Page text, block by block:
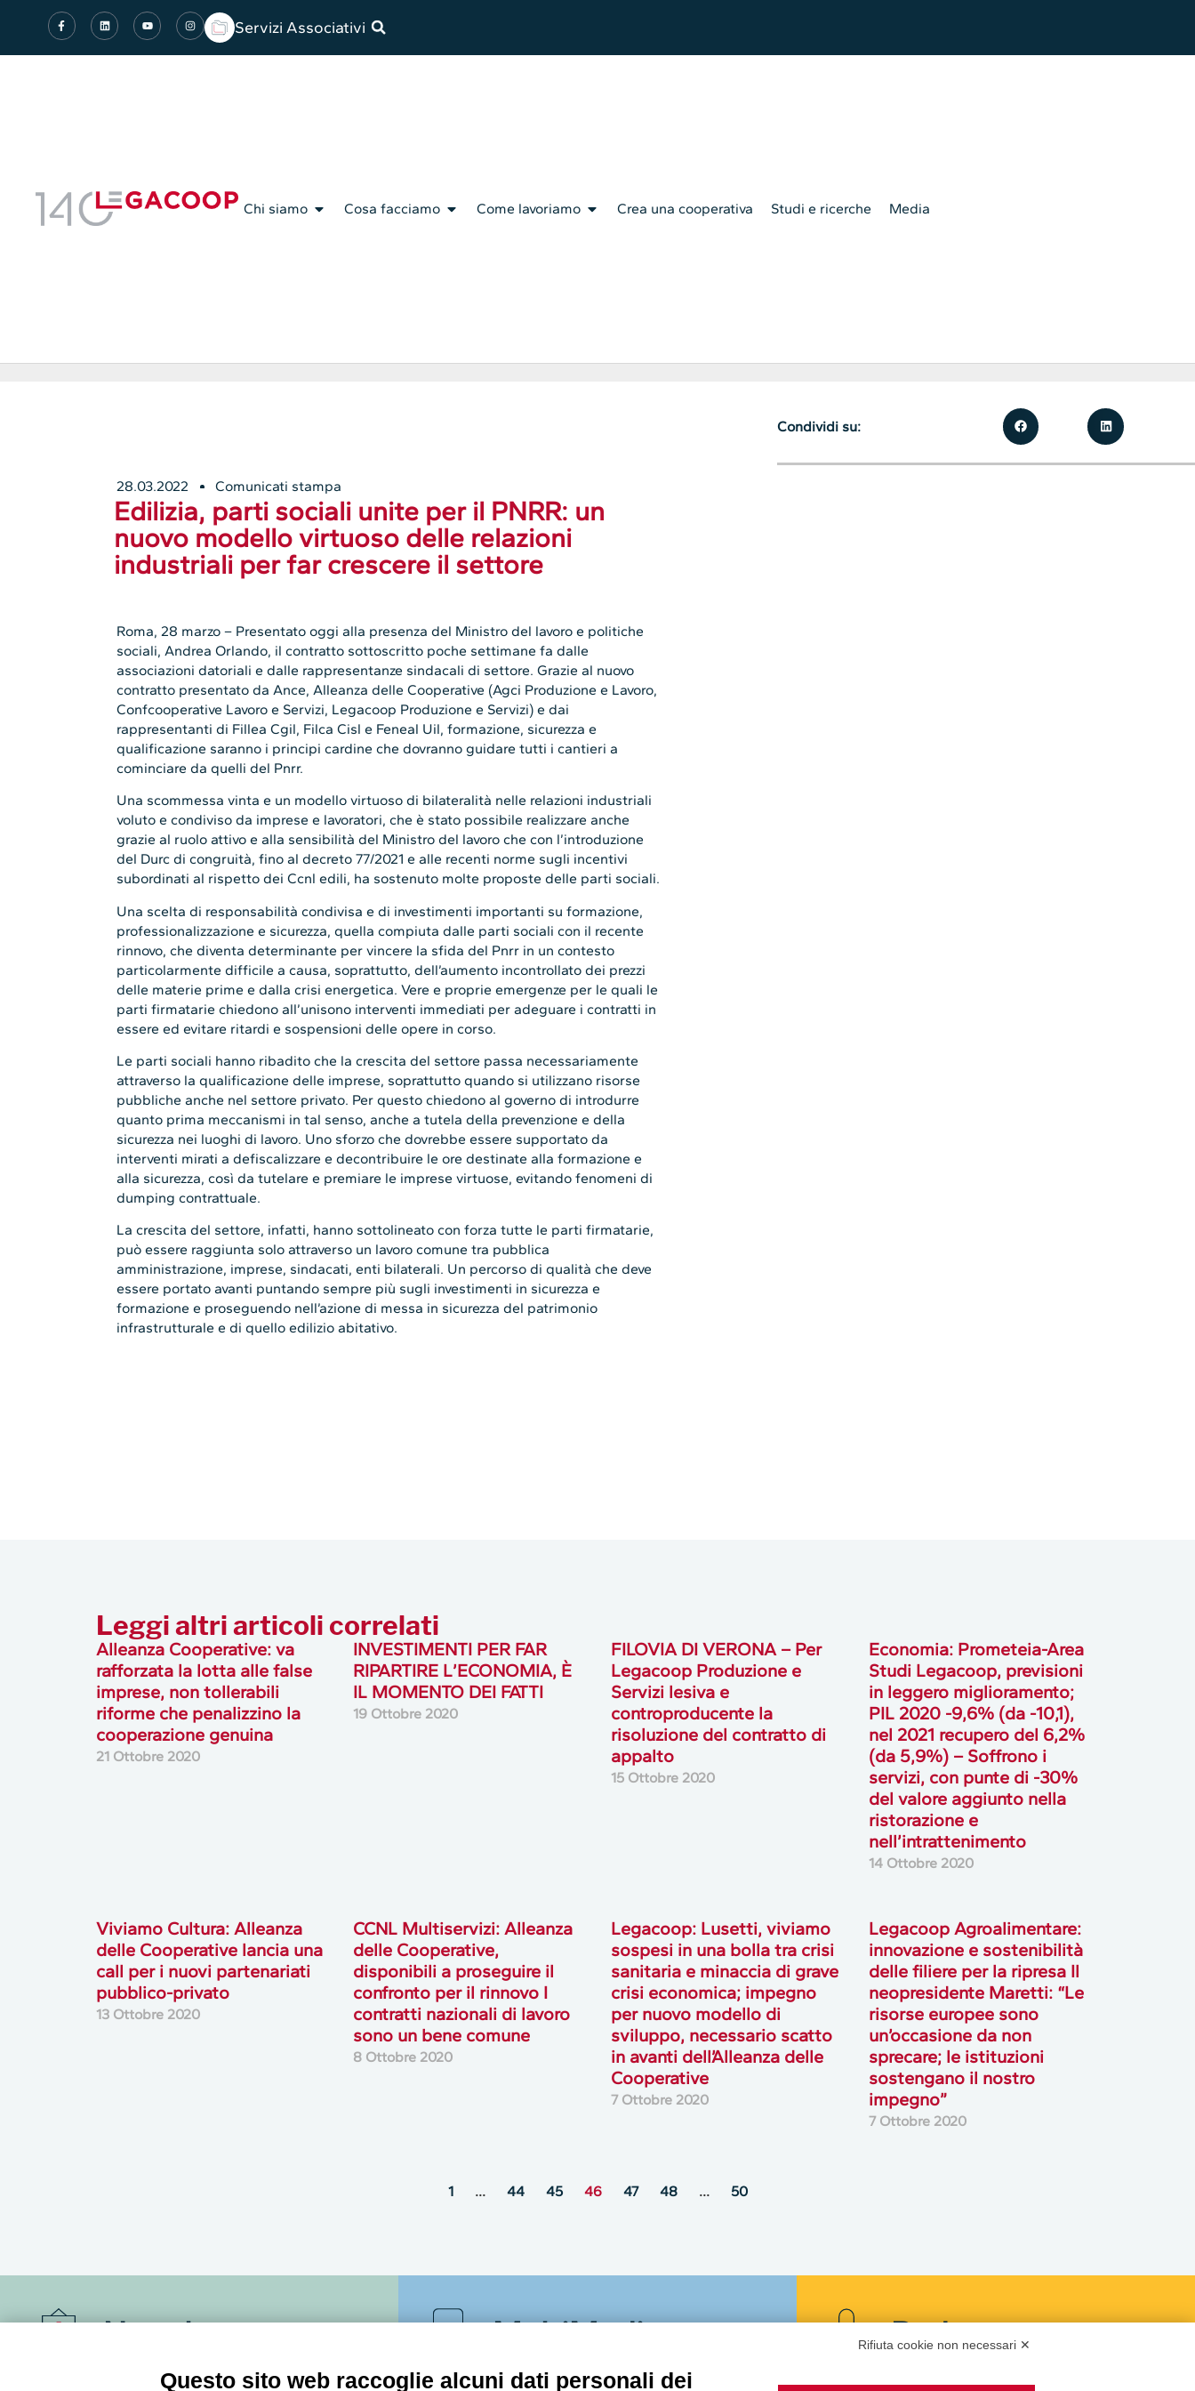
Servizi Associativi
Chi siamo Cosa facciamo Come lavoriamo Crea una cooperativa Studi e ricerche Media
28.03.2022 Comunicati stampa
Edilizia, parti sociali unite per il PNRR: un
nuovo modello virtuoso delle relazioni
industriali per far crescere il settore
Roma, 28 marzo – Presentato oggi alla presenza del Ministro del lavoro e politiche
sociali, Andrea Orlando, il contratto sottoscritto poche settimane fa dalle
associazioni datoriali e dalle rappresentanze sindacali di settore. Grazie al nuovo
contratto presentato da Ance, Alleanza delle Cooperative (Agci Produzione e Lavoro,
Confcooperative Lavoro e Servizi, Legacoop Produzione e Servizi) e dai
rappresentanti di Fillea Cgil, Filca Cisl e Feneal Uil, formazione, sicurezza e
qualificazione saranno i principi cardine che dovranno guidare tutti i cantieri a
cominciare da quelli del Pnrr.
Una scommessa vinta e un modello virtuoso di bilateralità nelle relazioni industriali
voluto e condiviso da imprese e lavoratori, che è stato possibile realizzare anche
grazie al ruolo attivo e alla sensibilità del Ministro del lavoro che con l’introduzione
del Durc di congruità, fino al decreto 77/2021 e alle recenti norme sugli incentivi
subordinati al rispetto dei Ccnl edili, ha sostenuto molte proposte delle parti sociali.
Una scelta di responsabilità condivisa e di investimenti importanti su formazione,
professionalizzazione e sicurezza, quella compiuta dalle parti sociali con il recente
rinnovo, che diventa determinante per vincere la sfida del Pnrr in un contesto
particolarmente difficile a causa, soprattutto, dell’aumento incontrollato dei prezzi
delle materie prime e dalla crisi energetica. Vere e proprie emergenze per le quali le
parti firmatarie chiedono all’unisono interventi immediati per adeguare i contratti in
essere ed evitare ritardi e sospensioni delle opere in corso.
Le parti sociali hanno ribadito che la crescita del settore passa necessariamente
attraverso la qualificazione delle imprese, soprattutto quando si utilizzano risorse
pubbliche anche nel settore privato. Per questo chiedono al governo di introdurre
quanto prima meccanismi in tal senso, anche a tutela della prevenzione e della
sicurezza nei luoghi di lavoro. Uno sforzo che dovrebbe essere supportato da
interventi mirati a defiscalizzare e decontribuire le ore destinate alla formazione e
alla sicurezza, così da tutelare e premiare le imprese virtuose, evitando fenomeni di
dumping contrattuale.
La crescita del settore, infatti, hanno sottolineato con forza tutte le parti firmatarie,
può essere raggiunta solo attraverso un lavoro comune tra pubblica
amministrazione, imprese, sindacati, enti bilaterali. Un percorso di qualità che deve
essere portato avanti puntando sempre più sugli investimenti in sicurezza e
formazione e proseguendo nell’azione di messa in sicurezza del patrimonio
infrastrutturale e di quello edilizio abitativo.
Condividi su:
Leggi altri articoli correlati
Alleanza Cooperative: va
rafforzata la lotta alle false
imprese, non tollerabili
riforme che penalizzino la
cooperazione genuina
21 Ottobre 2020
INVESTIMENTI PER FAR
RIPARTIRE L’ECONOMIA, È
IL MOMENTO DEI FATTI
19 Ottobre 2020
FILOVIA DI VERONA – Per
Legacoop Produzione e
Servizi lesiva e
controproducente la
risoluzione del contratto di
appalto
15 Ottobre 2020
Economia: Prometeia-Area
Studi Legacoop, previsioni
in leggero miglioramento;
PIL 2020 -9,6% (da -10,1),
nel 2021 recupero del 6,2%
(da 5,9%) – Soffrono i
servizi, con punte di -30%
del valore aggiunto nella
ristorazione e
nell’intrattenimento
14 Ottobre 2020
Viviamo Cultura: Alleanza
delle Cooperative lancia una
call per i nuovi partenariati
pubblico-privato
13 Ottobre 2020
CCNL Multiservizi: Alleanza
delle Cooperative,
disponibili a proseguire il
confronto per il rinnovo I
contratti nazionali di lavoro
sono un bene comune
8 Ottobre 2020
Legacoop: Lusetti, viviamo
sospesi in una bolla tra crisi
sanitaria e minaccia di grave
crisi economica; impegno
per nuovo modello di
sviluppo, necessario scatto
in avanti dell’Alleanza delle
Cooperative
7 Ottobre 2020
Legacoop Agroalimentare:
innovazione e sostenibilità
delle filiere per la ripresa Il
neopresidente Maretti: “Le
risorse europee sono
un’occasione da non
sprecare; le istituzioni
sostengano il nostro
impegno”
7 Ottobre 2020
1 … 44 45 46 47 48 … 50
Newsletter
Accedi o iscriviti alla nostra Newsletter Legacoop
MultiMedia Podcast
Rifiuta cookie non necessari ✕
Questo sito web raccoglie alcuni dati personali dei